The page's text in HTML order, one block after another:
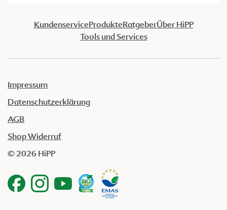
KundenserviceProdukteRatgeberÜber HiPP
Tools und Services
Impressum
Datenschutzerklärung
AGB
Shop Widerruf
© 2026 HiPP